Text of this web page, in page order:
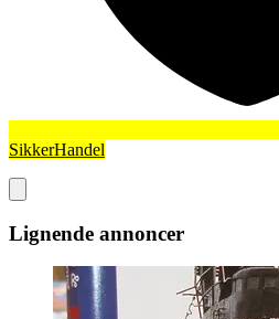
SikkerHandel
Lignende annoncer